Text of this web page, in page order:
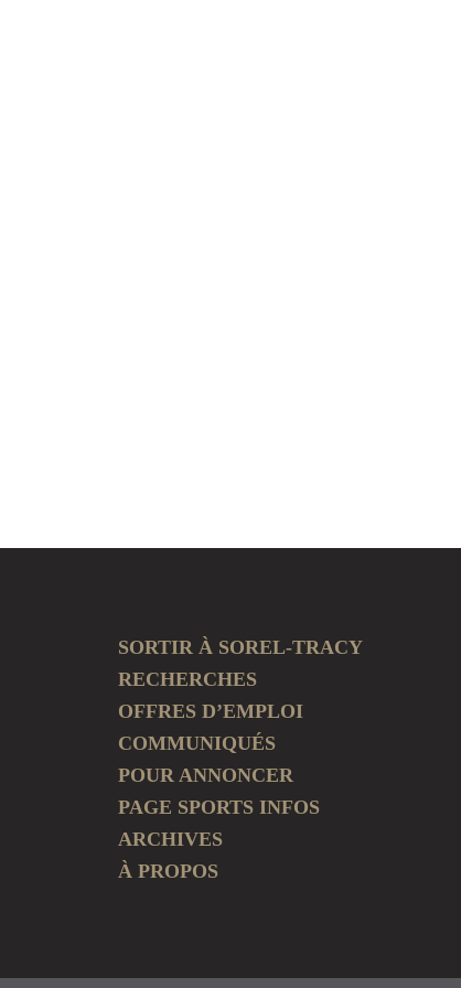
SORTIR À SOREL-TRACY
RECHERCHES
OFFRES D’EMPLOI
COMMUNIQUÉS
POUR ANNONCER
PAGE SPORTS INFOS
ARCHIVES
À PROPOS